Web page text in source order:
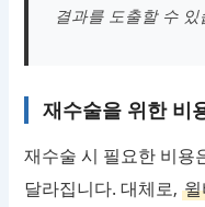
결과를 도출할 수 있
재수술을 위한 비
재수술 시 필요한 비용
달라집니다. 대체로,